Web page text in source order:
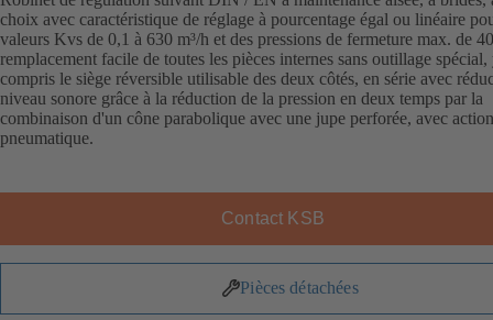
choix avec caractéristique de réglage à pourcentage égal ou linéaire
valeurs Kvs de 0,1 à 630 m³/h et des pressions de fermeture max. de
remplacement facile de toutes les pièces internes sans outillage spécial,
compris le siège réversible utilisable des deux côtés, en série avec
niveau sonore grâce à la réduction de la pression en deux temps par la
combinaison d'un cône parabolique avec une jupe perforée, avec
pneumatique.
Contact KSB
Pièces détachées